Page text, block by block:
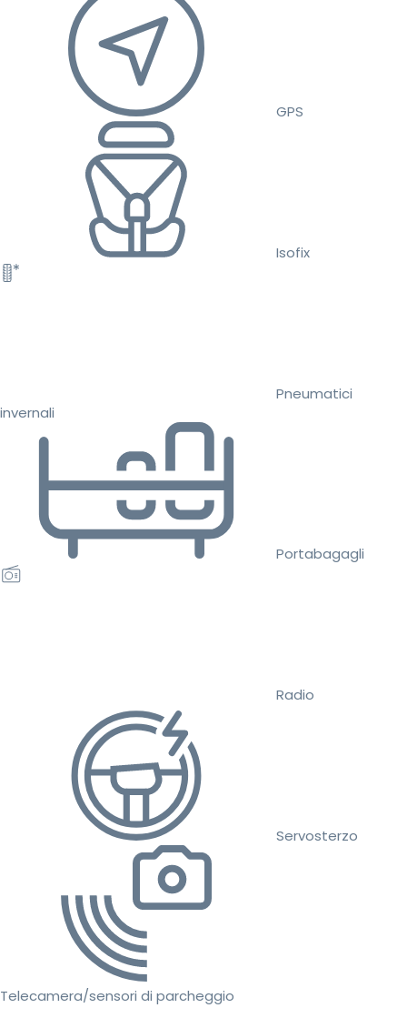
GPS
Isofix
Pneumatici
invernali
Portabagagli
Radio
Servosterzo
Telecamera/sensori di parcheggio